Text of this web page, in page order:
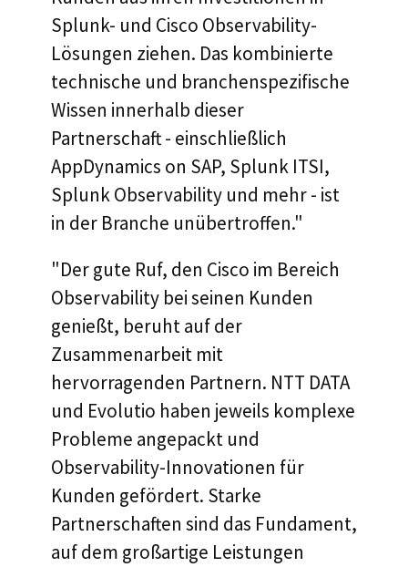
Splunk- und Cisco Observability-
Lösungen ziehen. Das kombinierte
technische und branchenspezifische
Wissen innerhalb dieser
Partnerschaft - einschließlich
AppDynamics on SAP, Splunk ITSI,
Splunk Observability und mehr - ist
in der Branche unübertroffen."
"Der gute Ruf, den Cisco im Bereich
Observability bei seinen Kunden
genießt, beruht auf der
Zusammenarbeit mit
hervorragenden Partnern. NTT DATA
und Evolutio haben jeweils komplexe
Probleme angepackt und
Observability-Innovationen für
Kunden gefördert. Starke
Partnerschaften sind das Fundament,
auf dem großartige Leistungen